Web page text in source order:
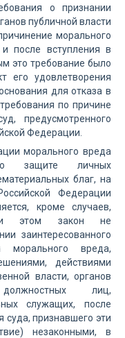
о признании
публичной власти
морального
после вступления в
это требование было
его удовлетворения
для отказа в
по причине
предусмотренного
Федерации.
морального вреда
защите личных
благ, на
Федерации
кроме случаев,
этом закон не
заинтересованного
вреда,
действиями
власти, органов
лиц,
служащих, после
суда, признавшего эти
незаконными, в